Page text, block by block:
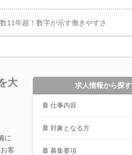
11年超！数字が示す働きやすさ
大
に
客
求人情報から探す
仕事内容
対象となる方
募集要項